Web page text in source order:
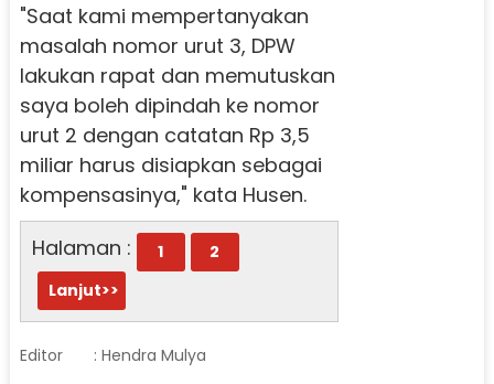
"Saat kami mempertanyakan
masalah nomor urut 3, DPW
lakukan rapat dan memutuskan
saya boleh dipindah ke nomor
urut 2 dengan catatan Rp 3,5
miliar harus disiapkan sebagai
kompensasinya," kata Husen.
Halaman :
1
2
Lanjut>>
Editor : Hendra Mulya